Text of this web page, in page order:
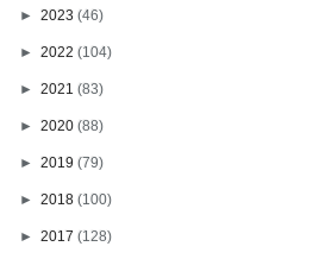
► 2023 (46)
► 2022 (104)
► 2021 (83)
► 2020 (88)
► 2019 (79)
► 2018 (100)
► 2017 (128)